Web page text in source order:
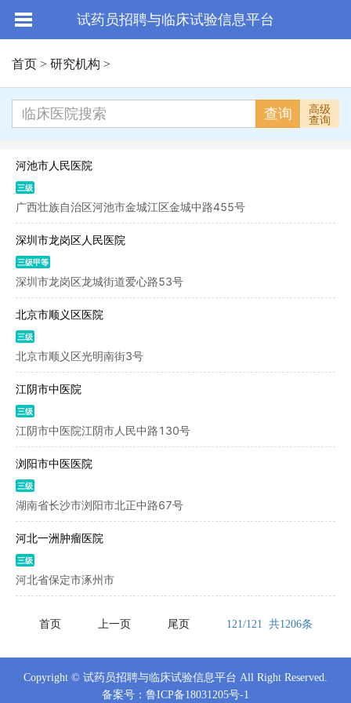
试药员招聘与临床试验信息平台
首页 > 研究机构 >
查询
高级
查询
河池市人民医院
三级
广西壮族自治区河池市金城江区金城中路455号
深圳市龙岗区人民医院
三级甲等
深圳市龙岗区龙城街道爱心路53号
北京市顺义区医院
三级
北京市顺义区光明南街3号
江阴市中医院
三级
江阴市中医院江阴市人民中路130号
浏阳市中医医院
三级
湖南省长沙市浏阳市北正中路67号
河北一洲肿瘤医院
三级
河北省保定市涿州市
首页 上一页 尾页 121/121 共1206条
Copyright © 试药员招聘与临床试验信息平台 All Right Reserved.
备案号： 鲁ICP备18031205号-1